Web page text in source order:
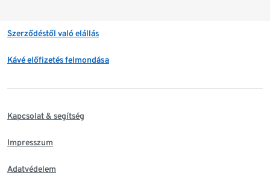
Szerződéstől való elállás
Kávé előfizetés felmondása
Kapcsolat & segítség
Impresszum
Adatvédelem